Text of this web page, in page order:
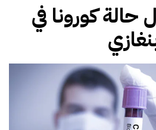
كورونا في